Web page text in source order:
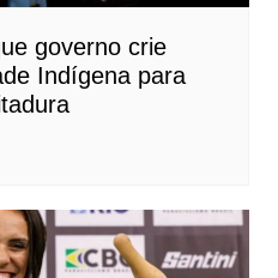
governo crie
Indígena para